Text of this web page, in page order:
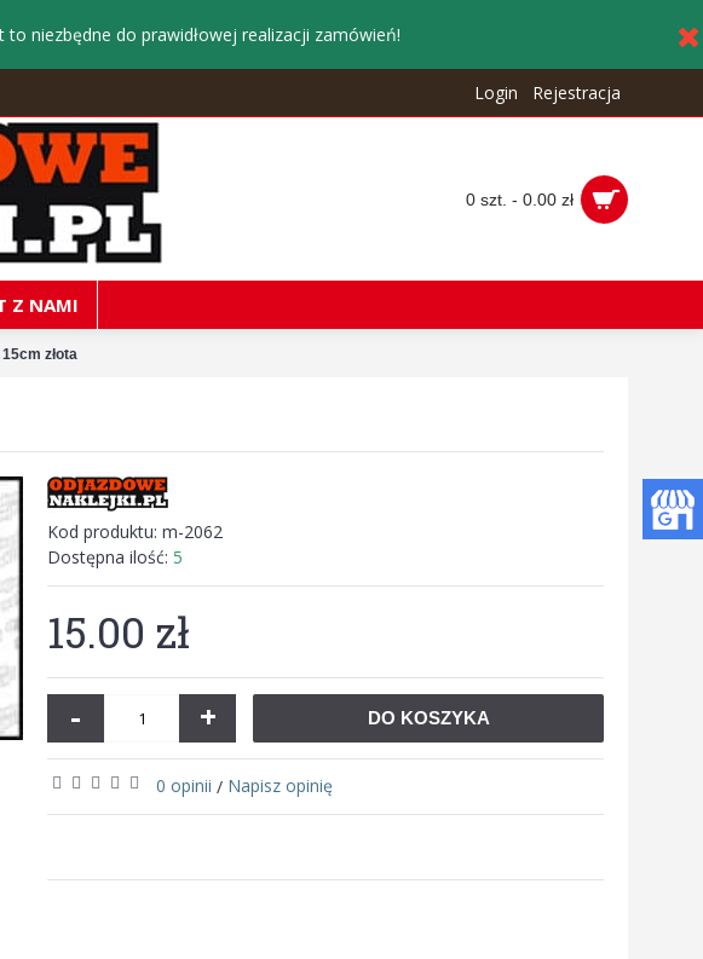
niezbędne do prawidłowej realizacji zamówień!
Login Rejestracja
0 szt. - 0.00 zł
Z NAMI
złota
Kod produktu: m-2062
Dostępna ilość: 5
15.00 zł
- + DO KOSZYKA
0 opinii / Napisz opinię